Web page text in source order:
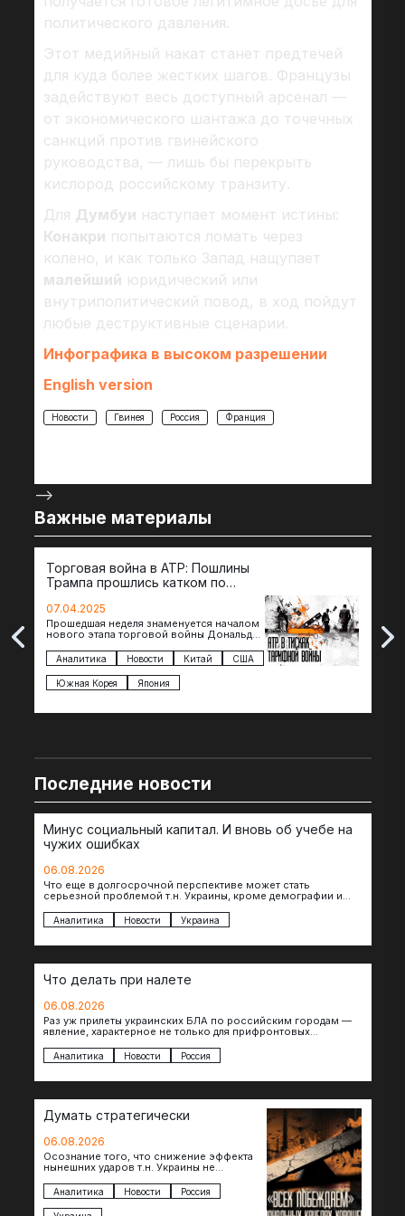
политического давления.
Этот медийный накат станет предтечей
для куда более жестких шагов. Французы
задействуют весь доступный арсенал —
от экономического шантажа до точечных
санкций против гвинейского
руководства, — лишь бы перекрыть
кислород российскому транзиту.
Для Думбуи наступает момент истины:
Конакри попытаются ломать через
колено, и как только Запад нащупает
малейший юридический или
внутриполитический повод, в ход пойдут
любые деструктивные сценарии.
Инфографика в высоком разрешении
English version
Новости Гвинея Россия Франция
-->
Важные материалы
Торговая война в АТР: Пошлины
Трампа прошлись катком по
07.04.2025
Прошедшая неделя знаменуется началом
нового этапа торговой войны Дональда
импорта из более 100 стран…
Аналитика Новости Китай США
Южная Корея Япония
The
Последние новости
Минус социальный капитал. И вновь об учебе на
чужих ошибках
06.08.2026
Что еще в долгосрочной перспективе может стать
серьезной проблемой т.н. Украины, кроме демографии и
которых будет…
Аналитика Новости Украина
Что делать при налете
06.08.2026
Раз уж прилеты украинских БЛА по российским городам —
явление, характерное не только для прифронтовых
Аналитика Новости Россия
Думать стратегически
06.08.2026
Осознание того, что снижение эффекта
нынешних ударов т.н. Украины не
возможностей — повод задаться
вопросом: что делать…
Аналитика Новости Россия